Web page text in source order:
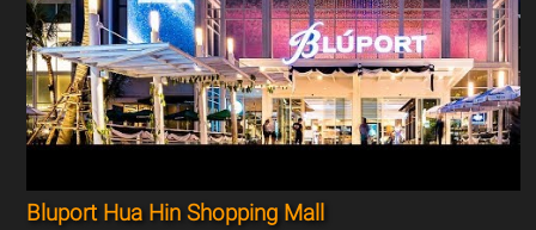
Bluport Hua Hin Shopping Mall